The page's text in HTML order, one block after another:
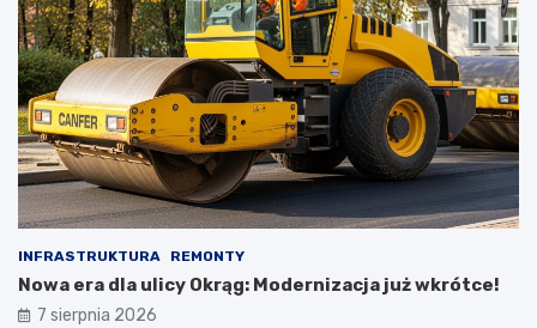
INFRASTRUKTURA REMONTY
Nowa era dla ulicy Okrąg: Modernizacja już wkrótce!
7 sierpnia 2026